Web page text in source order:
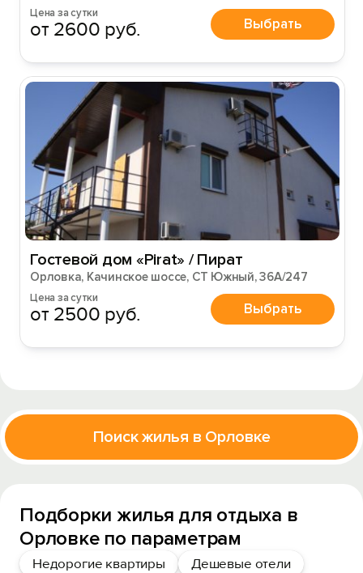
Цена за сутки
от 2600 руб. Выбрать
Гостевой дом «Pirat» / Пират
Орловка, Качинское шоссе, СТ Южный, 36А/247
Цена за сутки
от 2500 руб. Выбрать
Поиск жилья в Орловке
Подборки жилья для отдыха в
Орловке по параметрам
Недорогие квартиры
Дешевые отели